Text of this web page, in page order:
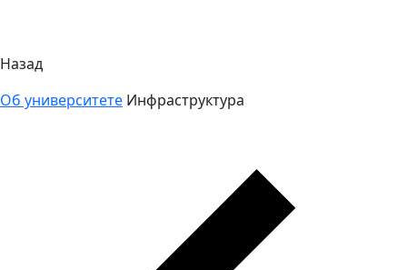
Назад
Об университете Инфраструктура